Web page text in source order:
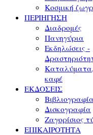
Κοσμική
ΠΕΡΙΗΓΗΣΗ
Διαδρομές
Πανηγύρια
Εκδηλώσεις -
Καταλύματα,
καφέ
ΕΚΔΟΣΕΙΣ
Βιβλιογραφία
Δισκογραφία
Ζαγορίσιος
ΕΠΙΚΑΙΡΟΤΗΤΑ